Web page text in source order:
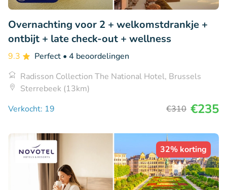
Overnachting voor 2 + welkomstdrankje +
ontbijt + late check-out + wellness
9.3 Perfect • 4 beoordelingen
Radisson Collection The National Hotel, Brussels
Sterrebeek (13km)
Verkocht: 19
€310 €235
32% korting